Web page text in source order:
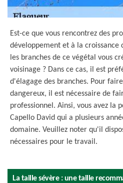
Est-ce que vous rencontrez des
développement et à la croissance
les branches de ce végétal vous
voisinage ? Dans ce cas, il est
d'élagage des branches. Pour
dangereux, il est nécessaire de
professionnel. Ainsi, vous avez la
Capello David qui a plusieurs
domaine. Veuillez noter qu'il
nécessaires pour le travail.
La taille sévère : une taille